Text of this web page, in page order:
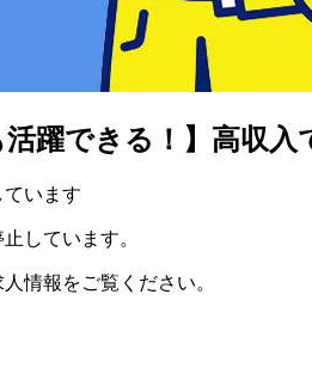
活躍できる！】高収
います
しています。
情報をご覧ください。